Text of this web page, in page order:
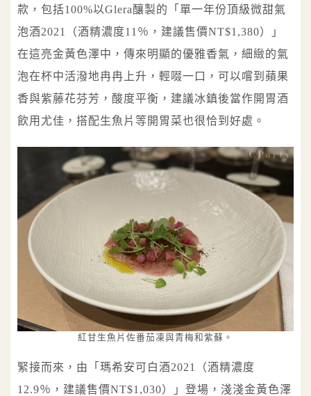
款，包括100%以Glera釀製的「單一年份頂級微甜氣
泡酒2021（酒精濃度11％，建議售價NT$1,380）」
在這亮金黃色澤中，傳來明顯的優雅香氣，細緻的氣
泡在杯中活潑地冉冉上升，輕啜一口，可以嚐到蘋果
香與紫藤花芬芳，酸度平衡，建議冰鎮後當作開胃酒
飲用尤佳，搭配生魚片等開胃菜也很恰到好處。
紅甘生魚片佐番茄凍與青梅和紫蘇。
緊接而來，由「瑪希安可白酒2021（酒精濃度
12.9％，建議售價NT$1,030）」登場，淺淺金黃色澤